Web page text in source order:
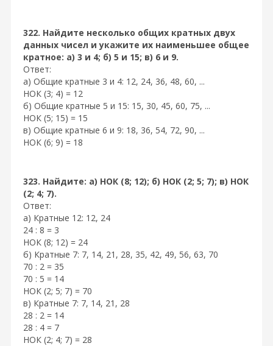
322. Найдите несколько общих кратных двух
данных чисел и укажите их наименьшее общее
кратное: а) 3 и 4; б) 5 и 15; в) 6 и 9.
Ответ:
а) Общие кратные 3 и 4: 12, 24, 36, 48, 60, ...
НОК (3; 4) = 12
б) Общие кратные 5 и 15: 15, 30, 45, 60, 75, ...
НОК (5; 15) = 15
в) Общие кратные 6 и 9: 18, 36, 54, 72, 90, ...
НОК (6; 9) = 18
323. Найдите: а) НОК (8; 12); б) НОК (2; 5; 7); в) НОК
(2; 4; 7).
Ответ:
а) Кратные 12: 12, 24
24 : 8 = 3
НОК (8; 12) = 24
б) Кратные 7: 7, 14, 21, 28, 35, 42, 49, 56, 63, 70
70 : 2 = 35
70 : 5 = 14
НОК (2; 5; 7) = 70
в) Кратные 7: 7, 14, 21, 28
28 : 2 = 14
28 : 4 = 7
НОК (2; 4; 7) = 28